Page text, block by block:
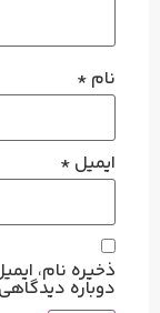
نام *
ایمیل *
ذخیره نام،
دوباره